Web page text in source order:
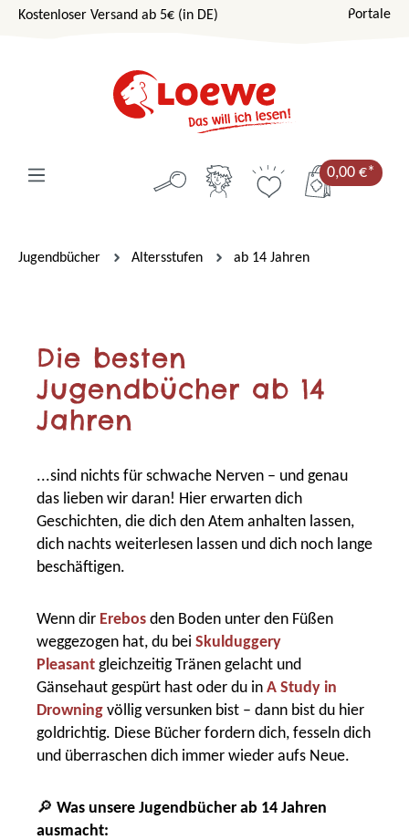
Zum Hauptinhalt springen
Kostenloser Versand ab 5€ (in DE) Portale
0,00 €*
Jugendbücher Altersstufen ab 14 Jahren
Die besten
Jugendbücher ab 14
Jahren
...sind nichts für schwache Nerven – und genau
das lieben wir daran! Hier erwarten dich
Geschichten, die dich den Atem anhalten lassen,
dich nachts weiterlesen lassen und dich noch lange
beschäftigen.
Wenn dir Erebos den Boden unter den Füßen
weggezogen hat, du bei Skulduggery
Pleasant gleichzeitig Tränen gelacht und
Gänsehaut gespürt hast oder du in A Study in
Drowning völlig versunken bist – dann bist du hier
goldrichtig. Diese Bücher fordern dich, fesseln dich
und überraschen dich immer wieder aufs Neue.
🔎 Was unsere Jugendbücher ab 14 Jahren
ausmacht: